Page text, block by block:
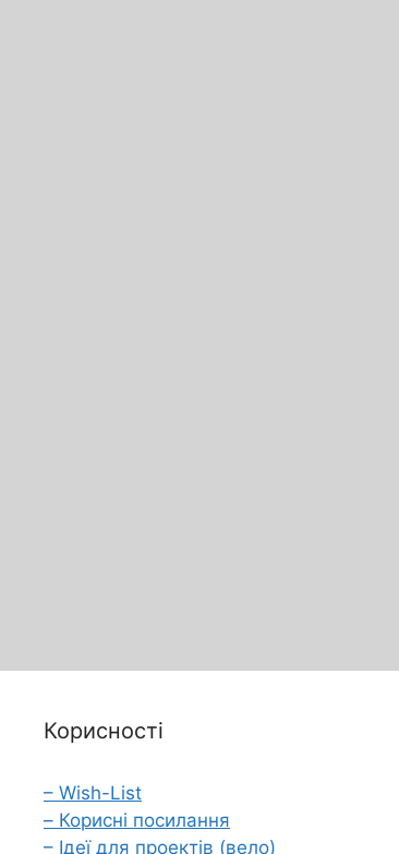
Корисності
– Wish-List
– Корисні посилання
– Ідеї для проектів (вело)